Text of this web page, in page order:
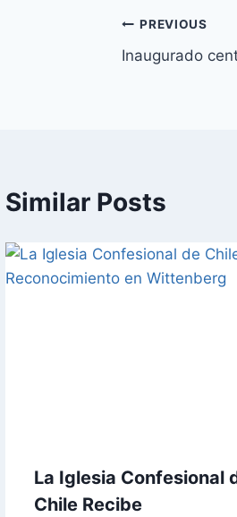
de
PREVIOUS
Inaugurado
Similar Posts
La Iglesia Confesional
Chile Recibe